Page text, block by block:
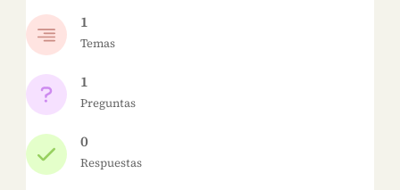
1
Temas
1
Preguntas
0
Respuestas